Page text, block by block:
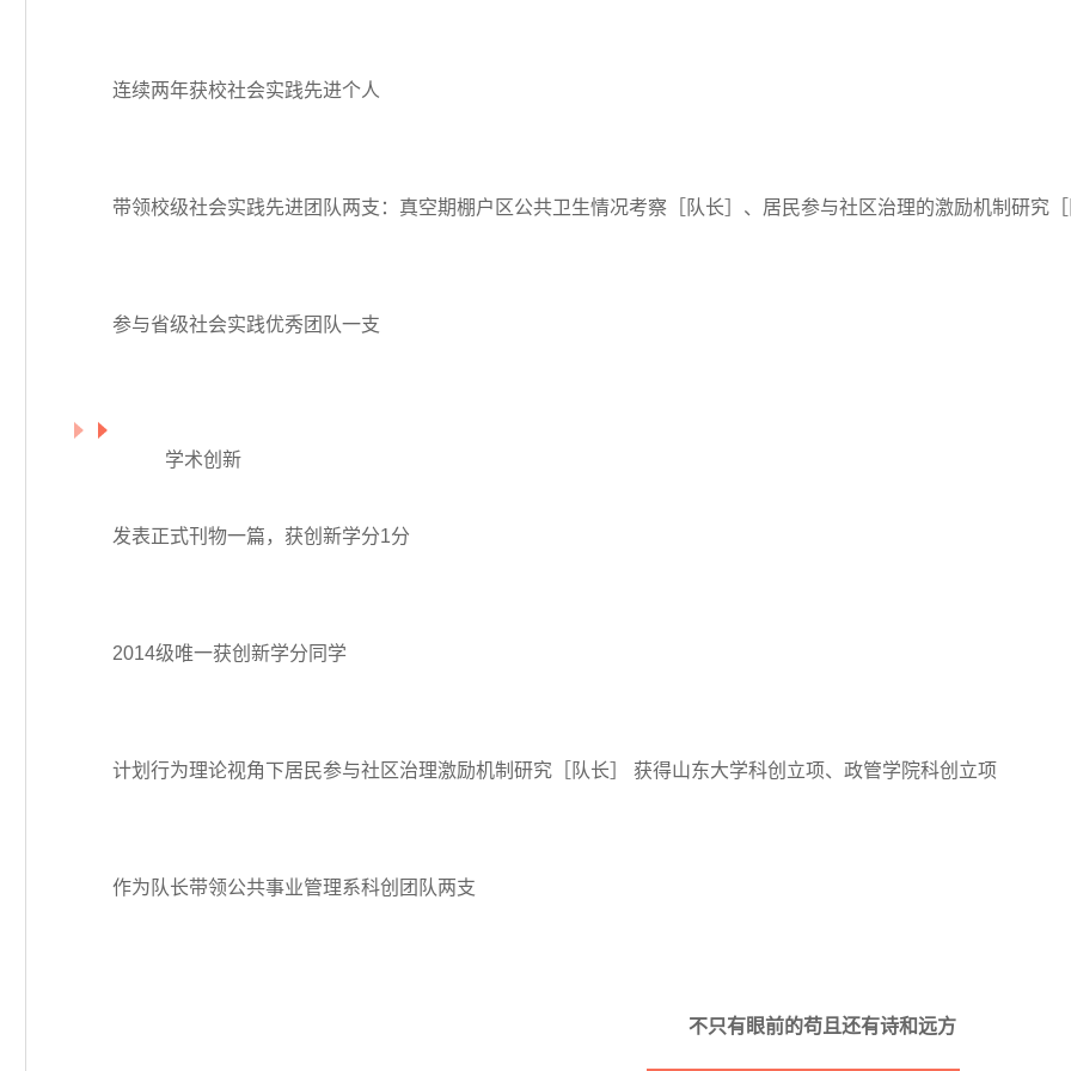
连续两年获校社会实践先进个人
带领校级社会实践先进团队两支：真空期棚户区公共卫生情况考察［队长］、居民参与社区治理的激励机制研究
参与省级社会实践优秀团队一支
学术创新
发表正式刊物一篇，获创新学分1分
2014级唯一获创新学分同学
计划行为理论视角下居民参与社区治理激励机制研究［队长］ 获得山东大学科创立项、政管学院科创立项
作为队长带领公共事业管理系科创团队两支
不只有眼前的苟且还有诗和远方